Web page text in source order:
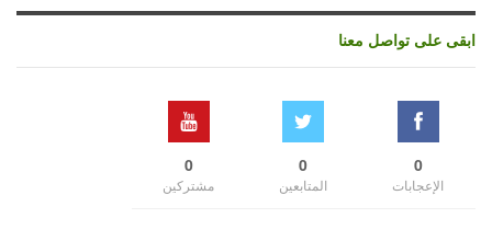
ابقى على تواصل معنا
0
الإعجابات
0
المتابعين
0
مشتركين